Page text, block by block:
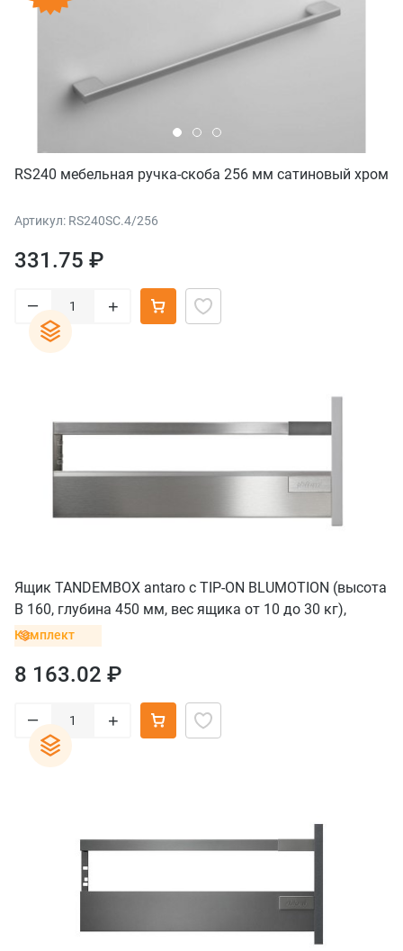
RS240 мебельная ручка-скоба 256 мм сатиновый хром
Артикул: RS240SC.4/256
331.75 ₽
– +
Ящик TANDEMBOX antaro с TIP-ON BLUMOTION (высота
B 160, глубина 450 мм, вес ящика от 10 до 30 кг),
крепление INSERTA, нержавеющая сталь
Комплект
8 163.02 ₽
– +